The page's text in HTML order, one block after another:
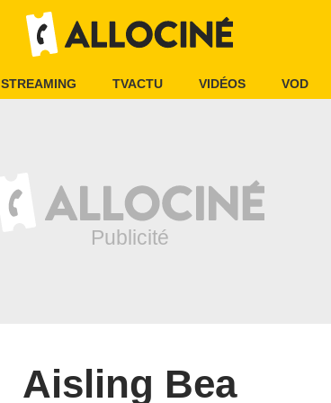
STREAMING TVACTU VIDÉOS VOD
Aisling Bea